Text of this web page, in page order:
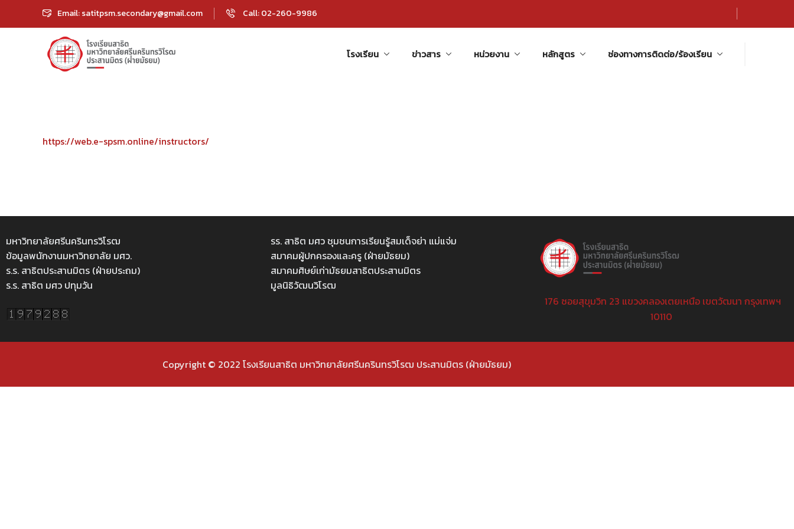
Email: satitpsm.secondary@gmail.com Call: 02-260-9986
โรงเรียน ข่าวสาร หน่วยงาน หลักสูตร ช่องทางการติดต่อ/ร้องเรียน
https://web.e-spsm.online/instructors/
มหาวิทยาลัยศรีนครินทรวิโรฒ
ข้อมูลพนักงานมหาวิทยาลัย มศว.
ร.ร. สาธิตประสานมิตร (ฝ่ายประถม)
ร.ร. สาธิต มศว ปทุมวัน
รร. สาธิต มศว ชุมชนการเรียนรู้สมเด็จย่า แม่แจ่ม
สมาคมผู้ปกครองและครู (ฝ่ายมัธยม)
สมาคมศิษย์เก่ามัธยมสาธิตประสานมิตร
มูลนิธิวัฒนวิโรฒ
176 ซอยสุขุมวิท 23 แขวงคลองเตยเหนือ เขตวัฒนา กรุงเทพฯ
10110
Copyright © 2022 โรงเรียนสาธิต มหาวิทยาลัยศรีนครินทรวิโรฒ ประสานมิตร (ฝ่ายมัธยม)